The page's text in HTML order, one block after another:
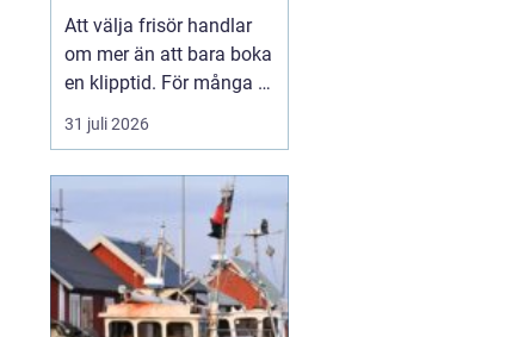
stil och vardag
Att välja frisör handlar
om mer än att bara boka
en klipptid. För många är
frisörbesöket en paus i
vardagen, en chans att
känna sig mer som sig
själv. I Älvsjö fi...
31 juli 2026